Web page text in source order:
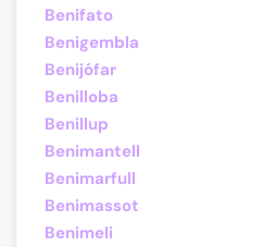
Benifato
Benigembla
Benijófar
Benilloba
Benillup
Benimantell
Benimarfull
Benimassot
Benimeli